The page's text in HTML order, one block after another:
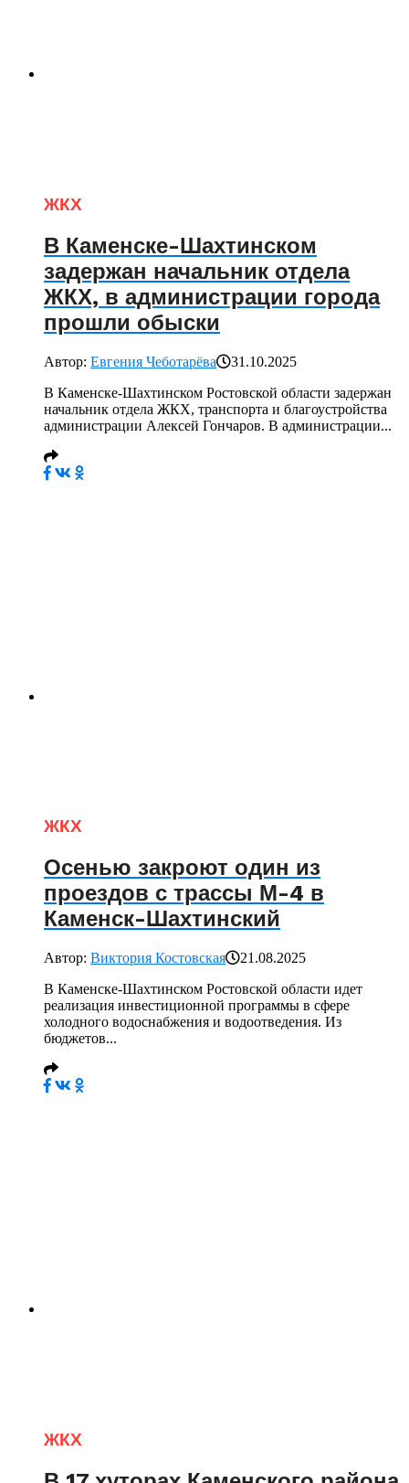
ЖКХ
В Каменске-Шахтинском
задержан начальник отдела
ЖКХ, в администрации города
прошли обыски
Автор: Евгения Чеботарёва
31.10.2025
В Каменске-Шахтинском Ростовской области задержан
начальник отдела ЖКХ, транспорта и благоустройства
администрации Алексей Гончаров. В администрации...
ЖКХ
Осенью закроют один из
проездов с трассы М-4 в
Каменск-Шахтинский
Автор: Виктория Костовская
21.08.2025
В Каменске-Шахтинском Ростовской области идет
реализация инвестиционной программы в сфере
холодного водоснабжения и водоотведения. Из
бюджетов...
ЖКХ